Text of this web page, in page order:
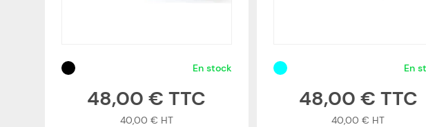
En stock
48,00 €
40,00 €
En
48,00 €
40,00 €